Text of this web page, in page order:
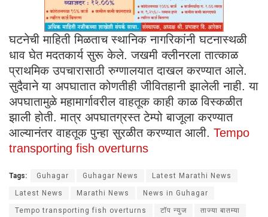
घटनेची माहिती मिळताच स्थानिक नागरिकांनी घटनास्थळी
धाव घेत मदतकार्य सुरू केले. जखमी क्लीनरला तात्काळ
प्राथमिक उपचारासाठी रुग्णालयात दाखल करण्यात आले.
सुदैवाने या अपघातात कोणतीही जीवितहानी झालेली नाही. या
अपघातामुळे महामार्गावरील वाहतूक काही काळ विस्कळीत
झाली होती. मात्र अपघातग्रस्त टेम्पो बाजूला करण्यात
आल्यानंतर वाहतूक पुन्हा सुरळीत करण्यात आली. Tempo
transporting fish overturns
Tags: Guhagar Guhagar News Latest Marathi News
Latest News Marathi News News in Guhagar
Tempo transporting fish overturns टॉप न्युज ताज्या बातम्या